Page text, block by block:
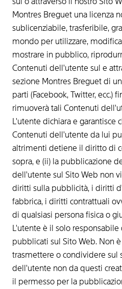
Montres Breguet una licenza
sublicenziabile, trasferibile,
mondo per utilizzare,
mostrare in pubblico,
Contenuti dell'utente sul e
sezione Montres Breguet di
parti (Facebook, Twitter, ecc.)
rimuoverà tali Contenuti
L'utente dichiara e garantisce
Contenuti dell'utente da lui
altrimenti detiene il diritto di
sopra, e (ii) la pubblicazione
dell'utente sul Sito Web non
diritti sulla pubblicità, i diritti
fabbrica, i diritti contrattuali
di qualsiasi persona fisica o
L'utente è il solo
pubblicati sul Sito Web. Non
trasmettere o condividere sul
dell'utente non da questi
il permesso per la